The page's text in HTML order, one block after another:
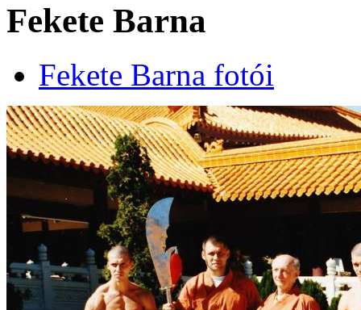
Fekete Barna
Fekete Barna fotói